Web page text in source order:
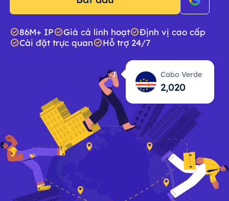
86M+ IP Giá cả linh hoạt
Định vị cao cấp
Cài đặt trực quan
Hỗ trợ 24/7
Cabo Verde
2,021